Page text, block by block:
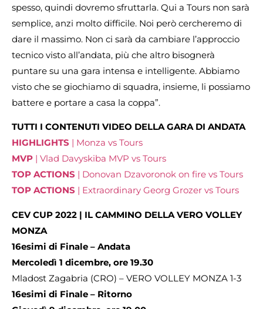
spesso, quindi dovremo sfruttarla. Qui a Tours non sarà
semplice, anzi molto difficile. Noi però cercheremo di
dare il massimo. Non ci sarà da cambiare l’approccio
tecnico visto all’andata, più che altro bisognerà
puntare su una gara intensa e intelligente. Abbiamo
visto che se giochiamo di squadra, insieme, li possiamo
battere e portare a casa la coppa”.
TUTTI I CONTENUTI VIDEO DELLA GARA DI ANDATA
HIGHLIGHTS | Monza vs Tours
MVP | Vlad Davyskiba MVP vs Tours
TOP ACTIONS | Donovan Dzavoronok on fire vs Tours
TOP ACTIONS | Extraordinary Georg Grozer vs Tours
CEV CUP 2022 | IL CAMMINO DELLA VERO VOLLEY
MONZA
16esimi di Finale – Andata
Mercoledì 1 dicembre, ore 19.30
Mladost Zagabria (CRO) – VERO VOLLEY MONZA 1-3
16esimi di Finale – Ritorno